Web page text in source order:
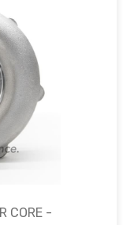
CORE -